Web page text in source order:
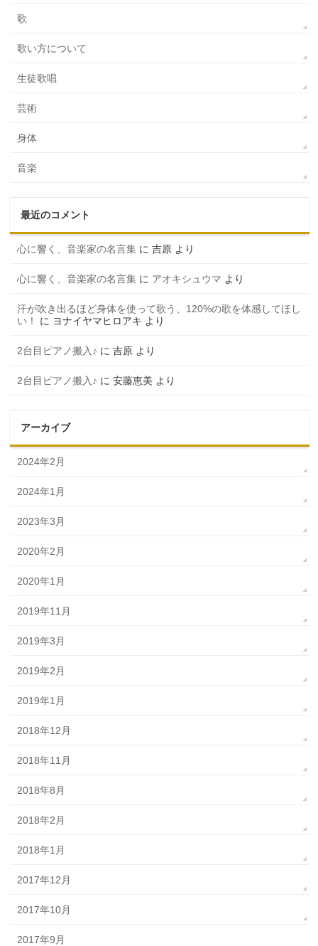
歌
歌い方について
生徒歌唱
芸術
身体
音楽
最近のコメント
心に響く、音楽家の名言集 に吉原 より
心に響く、音楽家の名言集 に アオキシュウマ より
汗が吹き出るほど身体を使って歌う、120%の歌を体感してほし
い！
に ヨナイヤマヒロアキ より
2台目ピアノ搬入♪ に吉原 より
2台目ピアノ搬入♪ に安藤恵美 より
アーカイブ
2024年2月
2024年1月
2023年3月
2020年2月
2020年1月
2019年11月
2019年3月
2019年2月
2019年1月
2018年12月
2018年11月
2018年8月
2018年2月
2018年1月
2017年12月
2017年10月
2017年9月